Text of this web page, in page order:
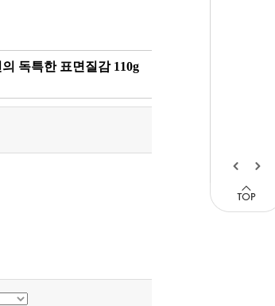
독특한 표면질감 110g